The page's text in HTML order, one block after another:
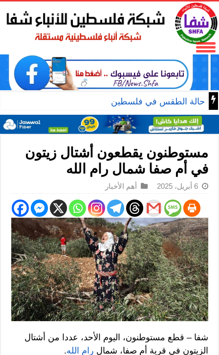
حالة الطقس في فلسطين
مستوطنون يقطعون أشتال زيتون
في أم صفا شمال رام الله
6 أبريل، 2025 أهم الأخبار
شفا – قطع مستوطنون، اليوم الأحد، عددا من أشتال
الزيتون في قرية أم صفا، شمال رام الله.